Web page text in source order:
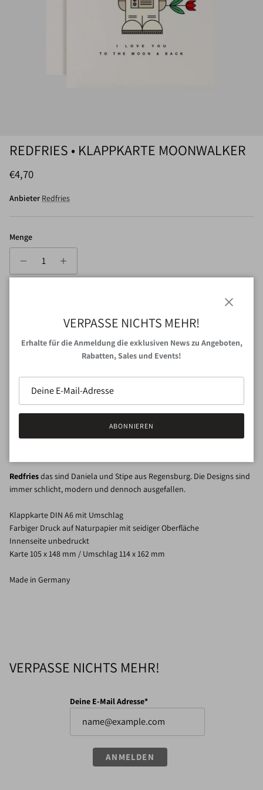
REDFRIES • KLAPPKARTE MOONWALKER
Normaler Preis
€4,70
Anbieter Redfries
Menge
JETZT ZUM CHECKOUT
Abholung beiVAN NORD Store
Shop-Informationen anzeigen
Redfriesdas sind Daniela und Stipe aus Regensburg. Die Designs sind
immer schlicht, modern und dennoch ausgefallen.
Klappkarte DIN A6 mit Umschlag
Farbiger Druck auf Naturpapier mit seidiger Oberfläche
Innenseite unbedruckt
Karte 105 x 148 mm / Umschlag 114 x 162 mm
Made in Germany
VERPASSE NICHTS MEHR!
Deine E-Mail Adresse*
ANMELDEN
VERPASSE NICHTS MEHR!
Erhalte für die Anmeldung die exklusiven News zu Angeboten,
Rabatten, Sales und Events!
ABONNIEREN